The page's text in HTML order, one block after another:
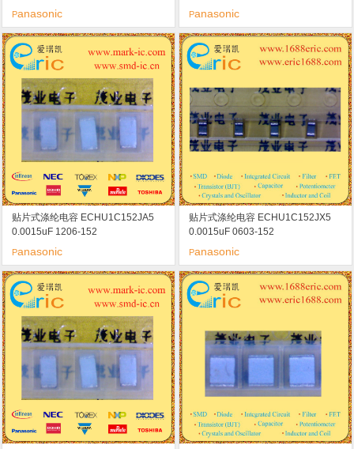
Panasonic Panasonic
贴片式涤纶电容 ECHU1C152JA5
0.0015uF 1206-152
Panasonic
贴片式涤纶电容 ECHU1C152JX5
0.0015uF 0603-152
Panasonic